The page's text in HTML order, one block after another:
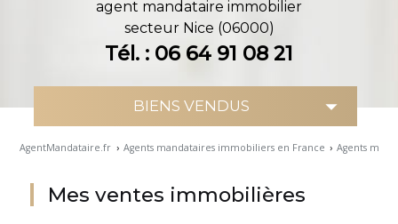
agent mandataire immobilier
secteur Nice (06000)
Tél. : 06 64 91 08 21
AgentMandataire.fr › Agents mandataires immobiliers en France › Agents
Mes ventes immobilières